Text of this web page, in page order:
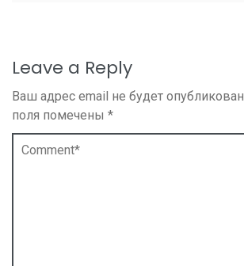
Leave a Reply
Ваш адрес email не будет опубликован.
поля помечены *